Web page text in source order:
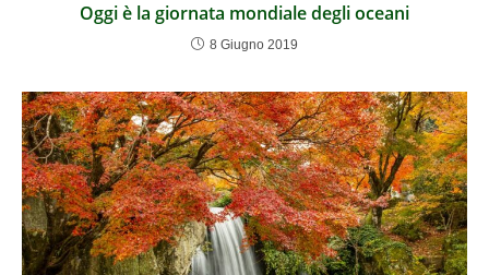
Oggi è la giornata mondiale degli oceani
8 Giugno 2019